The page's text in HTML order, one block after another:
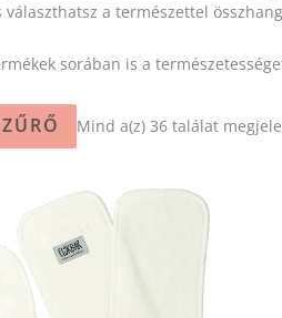
választhatsz a természettel
sorában is a
Mind a(z) 36 találat